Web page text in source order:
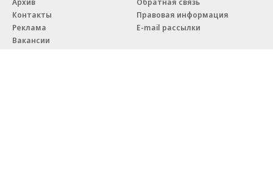
Контакты
Реклама
Вакансии
Правовая информация
E-mail рассылки